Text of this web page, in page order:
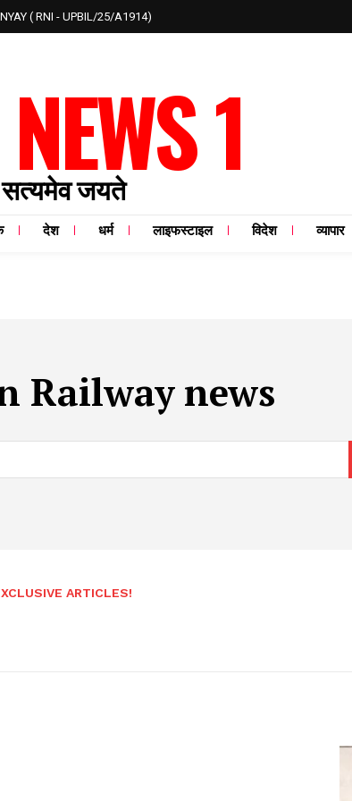
( RNI - UPBIL/25/A1914)
1
सत्यमेव जयते
देश धर्म लाइफस्टाइल विदेश व्यापार
Railway news
ARTICLES!